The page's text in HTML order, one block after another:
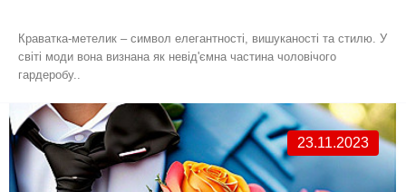
Краватка-метелик – символ елегантності, вишуканості та стилю. У
світі моди вона визнана як невід'ємна частина чоловічого
гардеробу..
23.11.2023